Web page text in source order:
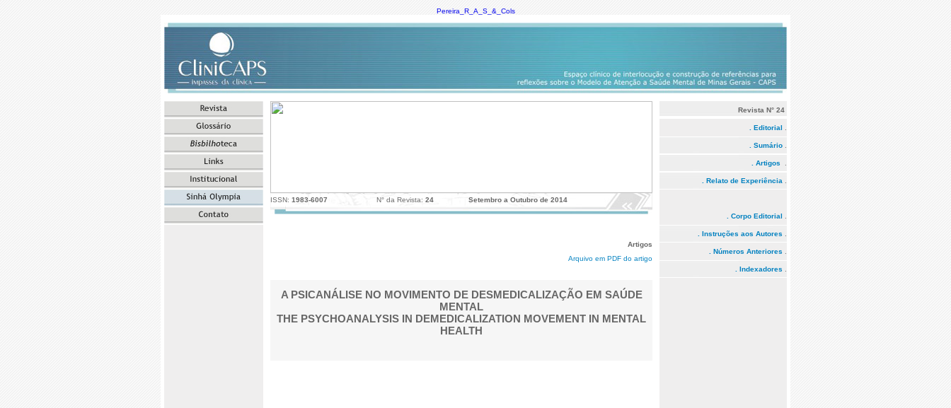
Pereira_R_A_S_&_Cols
ISSN: 1983-6007 N° da Revista: 24 Setembro a Outubro de 2014
Artigos
Arquivo em PDF do artigo
A PSICANÁLISE NO MOVIMENTO DE DESMEDICALIZAÇÃO EM SAÚDE
MENTAL
THE PSYCHOANALYSIS IN DEMEDICALIZATION MOVEMENT IN MENTAL
HEALTH
Revista N° 24
. Editorial
. Sumário
. Artigos
. Relato de Experiência
. Corpo Editorial
. Instruções aos Autores
. Números Anteriores
. Indexadores